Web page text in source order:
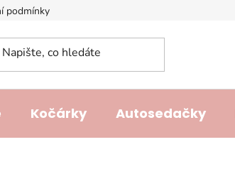
podmínky
Kočárky Autosedačky